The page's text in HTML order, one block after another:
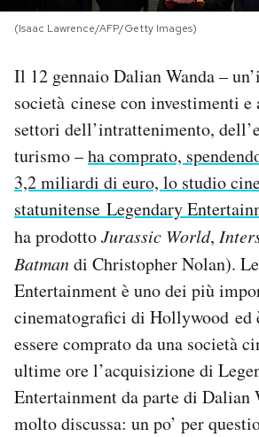
I MIEI PREFERITI
SHOP
CALENDARIO
AREA PERSONALE
Area Personale
Newsletter
Notifiche mobile
Regala il Post
Hai bisogno di aiuto?
(Isaac Lawrence/AFP/Getty Images)
Il 12 gennaio Dalian Wanda –
società cinese con investimenti
settori dell’intrattenimento,
turismo –ha comprato,
3,2 miliardi di euro, lo studio
statunitense Legendary
ha prodottoJurassic World,
Batmandi Christopher Nolan).
Entertainment è uno dei più
cinematografici di Hollywood
essere comprato da una società
ultime ore l’acquisizione di
Entertainment da parte di Dalian
molto discussa: un po’ per